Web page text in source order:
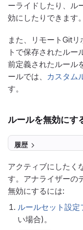
ーライドしたり、ル
効にしたりできます。
また、リモートGit
トで保存されたル
前定義されたルール
ールでは、 カスタム
す。
ルールを無効にす
履歴
アクティブにしたく
す。アナライザーの
無効にするには:
ルールセット設
い場合)。